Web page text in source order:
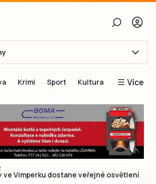
Obnovit heslo
Přihlásit se
se přes Facebook
Krimi Sport Kultura Více
Blogy
Inspirace
Čtenáři píší
Speciální přílohy
ve Vimperku dostane veřejné osvětlení